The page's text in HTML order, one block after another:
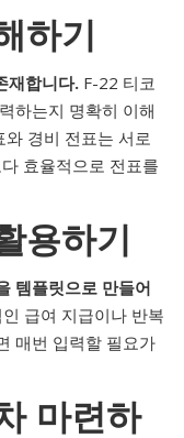
하기
재합니다. F-22 티코
하는지 명확히 이해
경비 전표는 서로
효율적으로 전표를
용하기
템플릿으로 만들어
급여 지급이나 반복
매번 입력할 필요가
마련하